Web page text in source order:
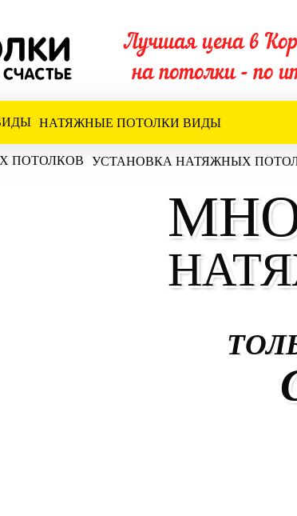
Лучшая цена в
на потолки - по
НАТЯЖНЫЕ ПОТОЛКИ ВИДЫ
УСТАНОВКА НАТЯЖНЫХ